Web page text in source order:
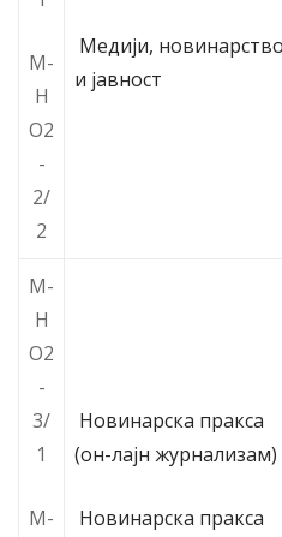
М-
Н
О2
-
2/
2
Медији, новинарство
и јавност
М-
Н
О2
-
3/
1
М-
Новинарска пракса
(он-лајн журнализам)
Новинарска пракса